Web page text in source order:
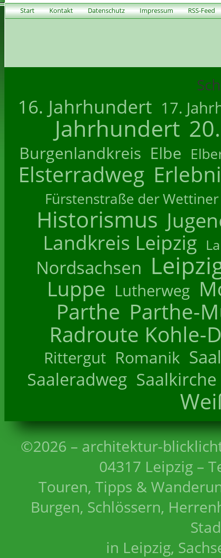
Start Kontakt Datenschutz Impressum RSS-Feed
16. Jahrhundert 17.
Jahrhundert
Burgenlandkreis Elbe
Elsterradweg
Fürstenstraße der Wettiner
Historismus
Landkreis Leipzig
Nordsachsen
Luppe Lutherweg
Parthe Parthe-
Radroute Kohle-
Rittergut Romanik
Saaleradweg Saalkirche
©2026 – architektur-
04317 Leipzig –
Touren, Tipps &
Burgen, Schlössern,
in Leipzig,